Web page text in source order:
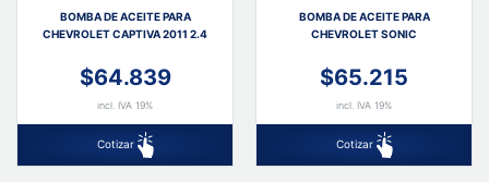
BOMBA DE ACEITE PARA
CHEVROLET CAPTIVA 2011 2.4
$64.839
incl. IVA 19%
Cotizar
BOMBA DE ACEITE PARA
CHEVROLET SONIC
$65.215
incl. IVA 19%
Cotizar